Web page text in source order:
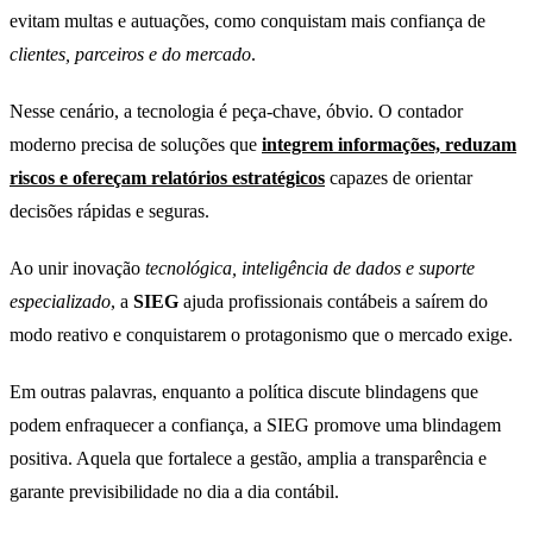
evitam multas e autuações, como conquistam mais confiança de
clientes, parceiros e do mercado.
Nesse cenário, a tecnologia é peça-chave, óbvio. O contador
moderno precisa de soluções que integrem informações, reduzam
riscos e ofereçam relatórios estratégicos capazes de orientar
decisões rápidas e seguras.
Ao unir inovação tecnológica, inteligência de dados e suporte
especializado, a SIEG ajuda profissionais contábeis a saírem do
modo reativo e conquistarem o protagonismo que o mercado exige.
Em outras palavras, enquanto a política discute blindagens que
podem enfraquecer a confiança, a SIEG promove uma blindagem
positiva. Aquela que fortalece a gestão, amplia a transparência e
garante previsibilidade no dia a dia contábil.